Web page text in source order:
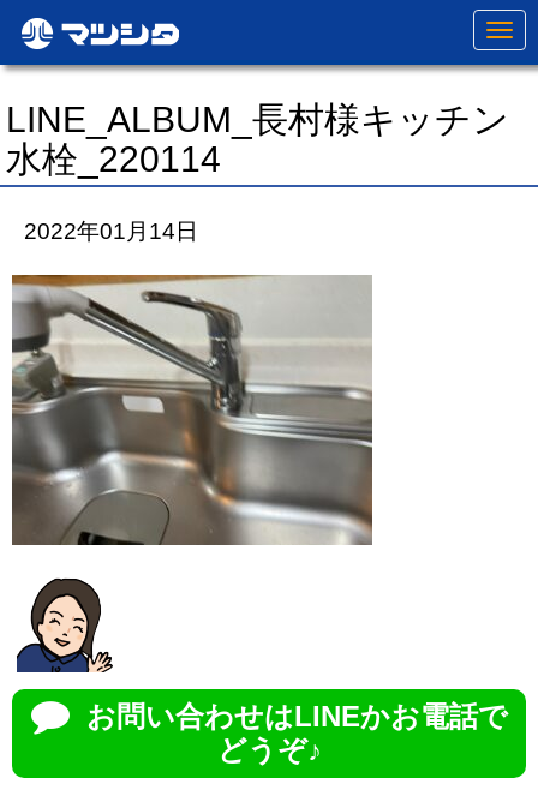
N
a
v
a
o
LINE_ALBUM_長村様キッチン
水栓_220114
2022年01月14日
お問い合わせはLINEかお電話で
どうぞ♪